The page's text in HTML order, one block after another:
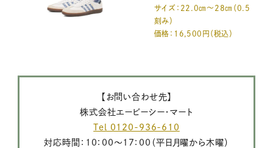
サイズ：22.0㎝～28㎝（0.5
刻み）
価格：16,500円（税込）
【お問い合わせ先】
株式会社エービーシー・マート
Tel 0120-936-610
対応時間：10：00～17：00（平日月曜から木曜）